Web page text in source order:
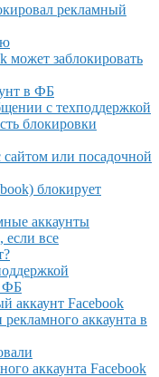
рекламный
заблокировать
в ФБ
с техподдержкой
блокировки
или посадочной
блокирует
аккаунты
если все
ФБ
аккаунт Facebook
рекламного аккаунта в
аккаунта Facebook